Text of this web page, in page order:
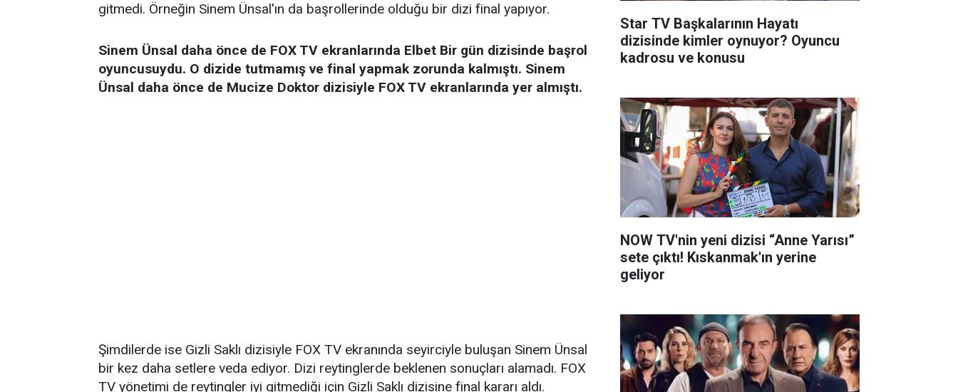
gitmedi. Örneğin Sinem Ünsal'ın da başrollerinde olduğu bir dizi final yapıyor.
Sinem Ünsal daha önce de FOX TV ekranlarında Elbet Bir gün dizisinde başrol
oyuncusuydu. O dizide tutmamış ve final yapmak zorunda kalmıştı. Sinem
Ünsal daha önce de Mucize Doktor dizisiyle FOX TV ekranlarında yer almıştı.
Şimdilerde ise Gizli Saklı dizisiyle FOX TV ekranında seyirciyle buluşan Sinem Ünsal
bir kez daha setlere veda ediyor. Dizi reytinglerde beklenen sonuçları alamadı. FOX
TV yönetimi de reytingler iyi gitmediği için Gizli Saklı dizisine final kararı aldı.
Star TV Başkalarının Hayatı
dizisinde kimler oynuyor? Oyuncu
kadrosu ve konusu
NOW TV'nin yeni dizisi “Anne Yarısı”
sete çıktı! Kıskanmak'ın yerine
geliyor